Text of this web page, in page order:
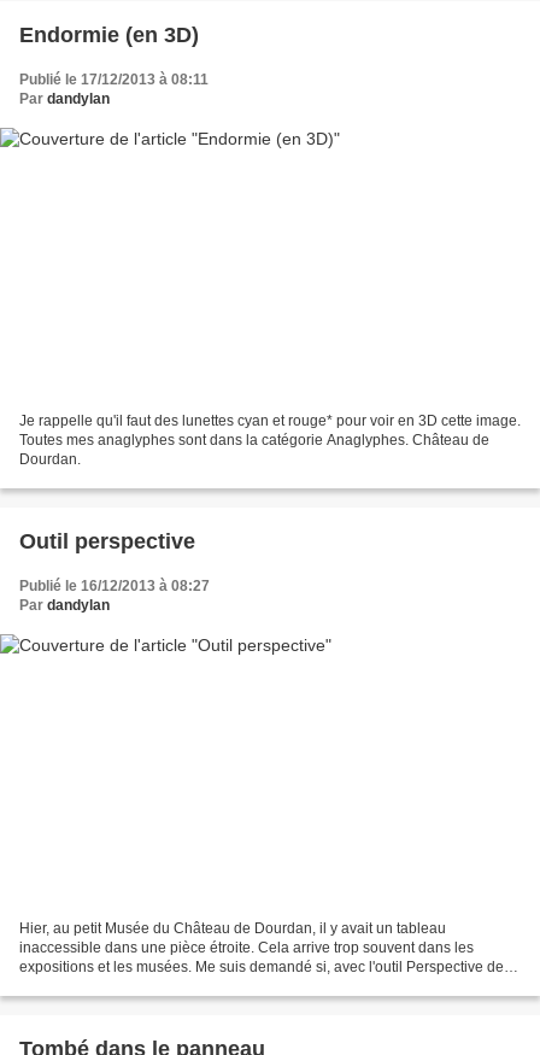
Endormie (en 3D)
Publié le 17/12/2013 à 08:11
Par dandylan
Je rappelle qu'il faut des lunettes cyan et rouge* pour voir en 3D cette image.
Toutes mes anaglyphes sont dans la catégorie Anaglyphes. Château de
Dourdan.
Outil perspective
Publié le 16/12/2013 à 08:27
Par dandylan
Hier, au petit Musée du Château de Dourdan, il y avait un tableau
inaccessible dans une pièce étroite. Cela arrive trop souvent dans les
expositions et les musées. Me suis demandé si, avec l'outil Perspective de
Tombé dans le panneau